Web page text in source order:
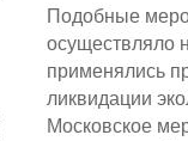
Подобные
осуществляло
применялись
ликвидации
Московское